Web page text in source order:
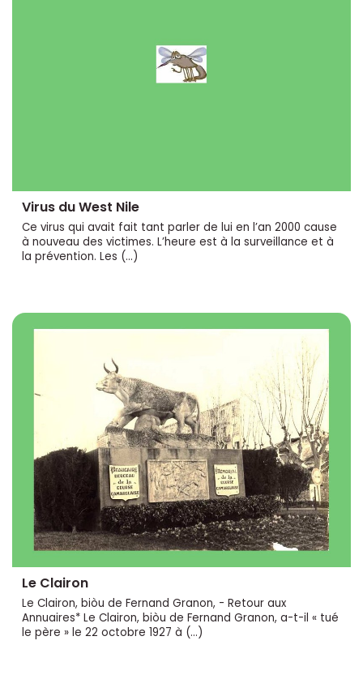
Virus du West Nile
Ce virus qui avait fait tant parler de lui en l’an 2000 cause
à nouveau des victimes. L’heure est à la surveillance et à
la prévention. Les (…)
Le Clairon
Le Clairon, biòu de Fernand Granon, - Retour aux
Annuaires* Le Clairon, biòu de Fernand Granon, a-t-il « tué
le père » le 22 octobre 1927 à (…)